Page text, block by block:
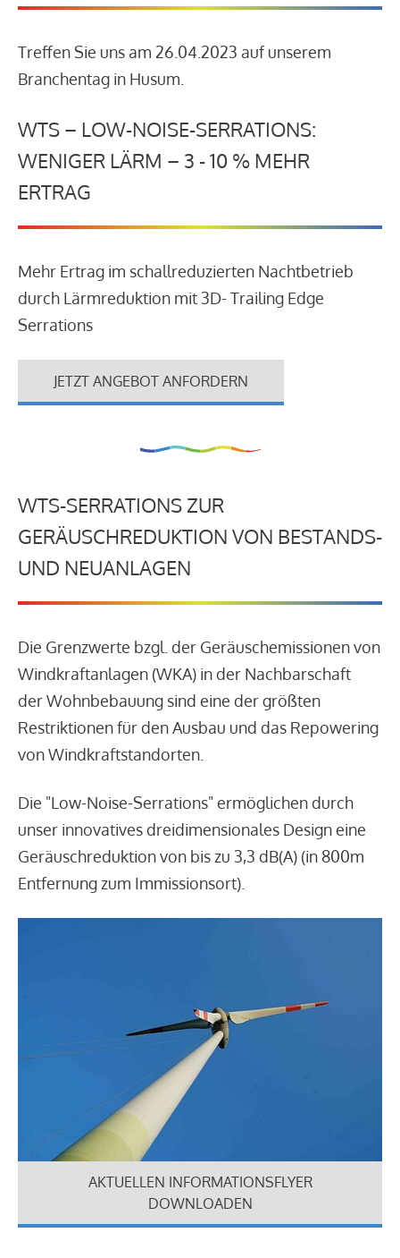
Treffen Sie uns am 26.04.2023 auf unserem
Branchentag in Husum.
WTS – LOW-NOISE-SERRATIONS:
WENIGER LÄRM – 3 - 10 % MEHR
ERTRAG
Mehr Ertrag im schallreduzierten Nachtbetrieb
durch Lärmreduktion mit 3D- Trailing Edge
Serrations
JETZT ANGEBOT ANFORDERN
WTS-SERRATIONS ZUR
GERÄUSCHREDUKTION VON BESTANDS-
UND NEUANLAGEN
Die Grenzwerte bzgl. der Geräuschemissionen von
Windkraftanlagen (WKA) in der Nachbarschaft
der Wohnbebauung sind eine der größten
Restriktionen für den Ausbau und das Repowering
von Windkraftstandorten.
Die "Low-Noise-Serrations" ermöglichen durch
unser innovatives dreidimensionales Design eine
Geräuschreduktion von bis zu 3,3 dB(A) (in 800m
Entfernung zum Immissionsort).
AKTUELLEN INFORMATIONSFLYER
DOWNLOADEN